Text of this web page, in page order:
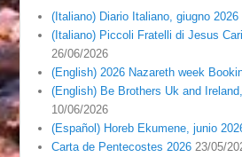
(Italiano) Diario Italiano, giugno 2026
(Italiano) Piccoli Fratelli di Jesus
26/06/2026
(English) 2026 Nazareth week
(English) Be Brothers Uk and
10/06/2026
(Español) Horeb Ekumene, junio
Carta de Pentecostes 2026 23/05/